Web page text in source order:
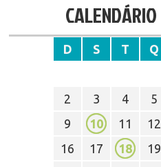
CALENDÁRIO
D S T Q
2
3 4 5
9
10 11 12
16
17 18 19